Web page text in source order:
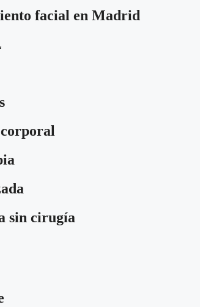
facial en Madrid
sin cirugía